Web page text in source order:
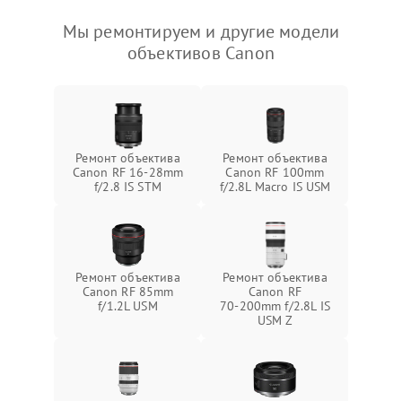
Мы ремонтируем и другие модели
объективов Canon
Ремонт объектива
Canon RF 16‑28mm
f/2.8 IS STM
Ремонт объектива
Canon RF 100mm
f/2.8L Macro IS USM
Ремонт объектива
Canon RF 85mm
f/1.2L USM
Ремонт объектива
Canon RF
70‑200mm f/2.8L IS
USM Z